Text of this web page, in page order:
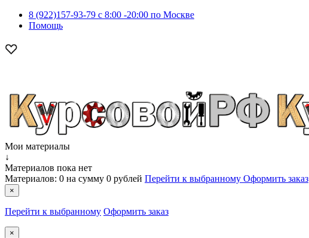
8 (922)157-93-79 c 8:00 -20:00 по Москве
Помощь
Мои материалы
↓
Материалов пока нет
Материалов: 0 на сумму 0 рублей Перейти к выбранному Оформить заказ
×
Перейти к выбранному Оформить заказ
×